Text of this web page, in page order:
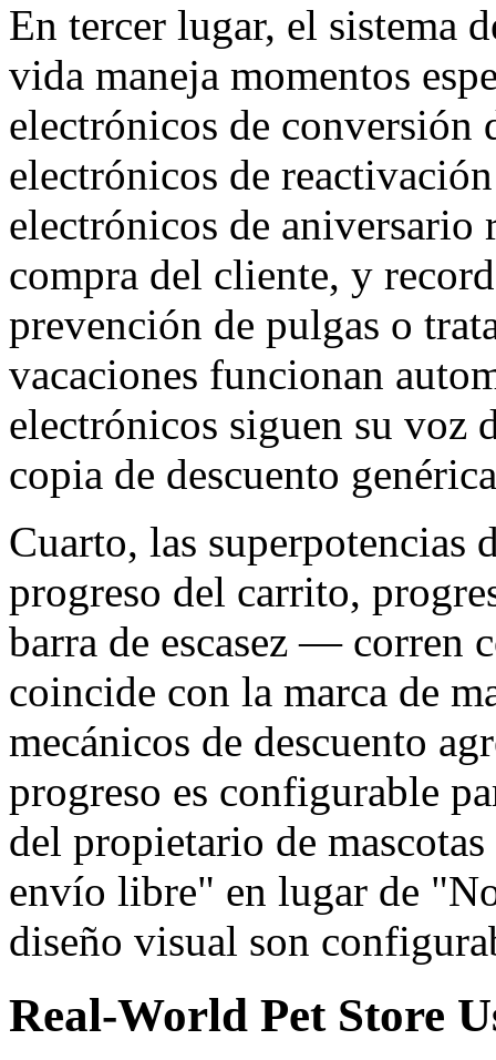
En tercer lugar, el sistema
vida maneja momentos
electrónicos de conversión
electrónicos de
electrónicos de
compra del cliente, y
prevención de pulgas o
vacaciones funcionan
electrónicos siguen su voz
copia de descuento
Cuarto, las
progreso del carrito,
barra de escasez — corren
coincide con la marca de
mecánicos de descuento
progreso es configurable
del propietario de
envío libre" en lugar de
diseño visual son
Real-World Pet Store